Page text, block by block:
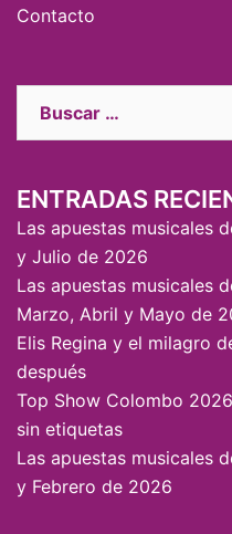
Contacto
ENTRADAS
Las apuestas musicales
y Julio de 2026
Las apuestas musicales
Marzo, Abril y Mayo de
Elis Regina y el milagro
después
Top Show Colombo
sin etiquetas
Las apuestas musicales
y Febrero de 2026